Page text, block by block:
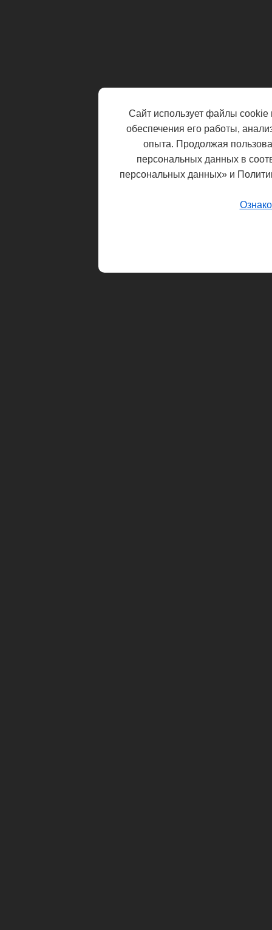
Сайт использует файлы cookie
обеспечения его работы,
опыта. Продолжая
персональных данных в
персональных данных» и